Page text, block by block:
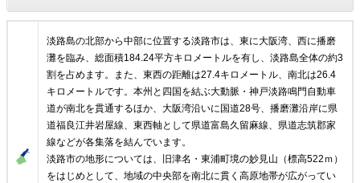
淡路島の北部から中部に位置する淡路市は、東に大阪湾、西に播磨
灘を臨み、総面積184.24平方キロメートルを有し、淡路島全体の約3
割を占めます。また、東西の距離は27.4キロメートル、南北は26.4
キロメートルです。本州と四国を結ぶ大動脈・神戸淡路鳴門自動車
道が南北を貫通するほか、大阪湾沿いに国道28号、播磨灘沿岸に県
道福良江井岩屋線、東西軸として県道富島久留麻線、県道志筑郡家
線などが各集落を結んでいます。
淡路市の地形については、旧津名・東浦町境の妙見山（標高522ｍ）
をはじめとして、地域の中央部を南北に貫く高原地帯が広がってい